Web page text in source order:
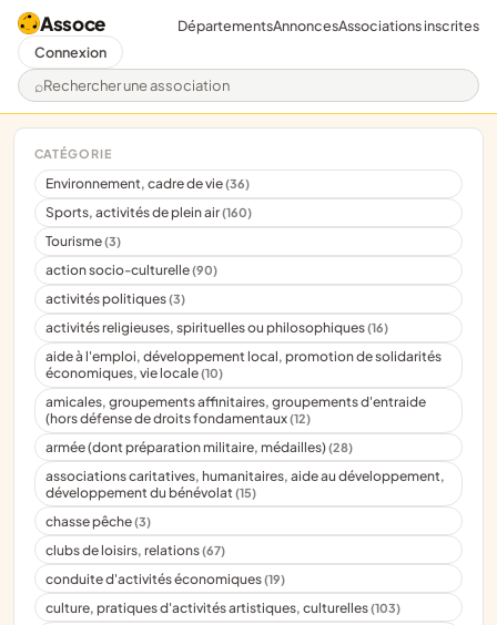
Assoce
Rechercher une association
DépartementsAnnoncesAssociations inscrites
Connexion
CATÉGORIE
Environnement, cadre de vie(36)
Sports, activités de plein air(160)
Tourisme(3)
action socio-culturelle(90)
activités politiques(3)
activités religieuses, spirituelles ou philosophiques(16)
aide à l'emploi, développement local, promotion de solidarités
économiques, vie locale(10)
amicales, groupements affinitaires, groupements d'entraide
(hors défense de droits fondamentaux(12)
armée (dont préparation militaire, médailles)(28)
associations caritatives, humanitaires, aide au développement,
développement du bénévolat(15)
chasse pêche(3)
clubs de loisirs, relations(67)
conduite d'activités économiques(19)
culture, pratiques d'activités artistiques, culturelles(103)